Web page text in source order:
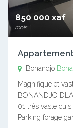
850 000 xaf
mois
Bonandjo
Magnifique et
BONANDJO
01 très vaste
Parking forage